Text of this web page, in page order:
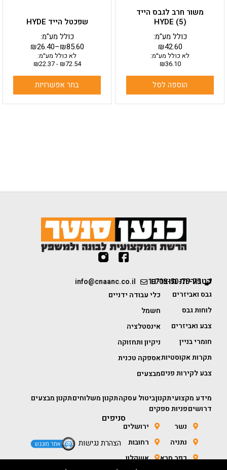
משור חרב לגבס הייד
HYDE (5)
₪42.60
כולל מע"מ:
לא כולל מע״מ:
₪36.10
הוספה לסל
שפכטל הייד HYDE
₪26.40–₪85.60
כולל מע"מ:
לא כולל מע״מ:
₪72.54
-
₪22.37
בחר אפשרויות
1-700-50-75-75
info@cnaanc.co.il קטגוריות מוצרים
גבס ואביזרים
לוחות גבס
צבע ואביזרים
חומרי בניין
תקרות אקוסטיות
צבע לקירות פנים
כלי עבודה ידניים
חשמל
אינסטלציה
ניקיון ותחזוקה
אספקה טכנית
מבצעים
מידע מקצועיתקנוןביטול עסקהתקנון משלוחיםתקנון מבצעים
דרושיםפניות ספקים
סניפים
נשר
נתניה
כפר סבא
ירושלים
רחובות
אשקלון
הצהרת נגישות